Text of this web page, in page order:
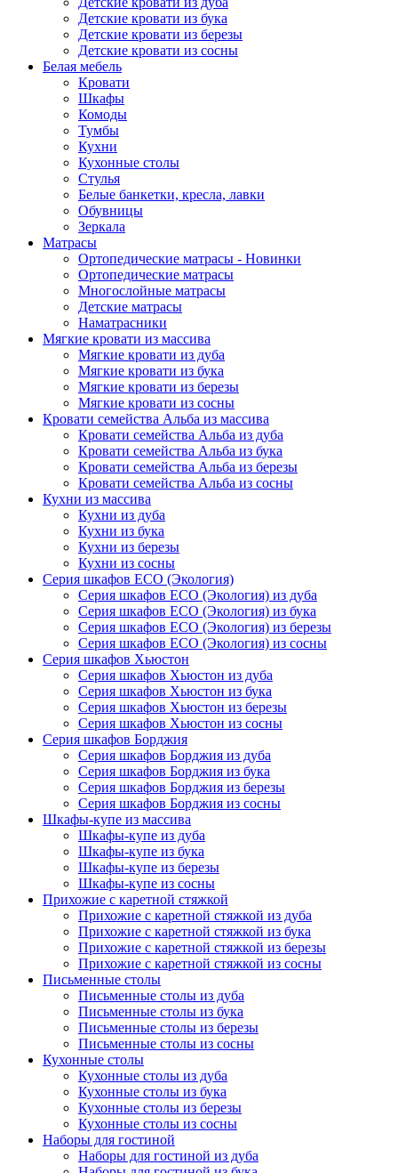
Детские кровати из бука
Детские кровати из березы
Детские кровати из сосны
Белая мебель
Кровати
Шкафы
Комоды
Тумбы
Кухни
Кухонные столы
Стулья
Белые банкетки, кресла, лавки
Обувницы
Зеркала
Матрасы
Ортопедические матрасы - Новинки
Ортопедические матрасы
Многослойные матрасы
Детские матрасы
Наматрасники
Мягкие кровати из массива
Мягкие кровати из дуба
Мягкие кровати из бука
Мягкие кровати из березы
Мягкие кровати из сосны
Кровати семейства Альба из массива
Кровати семейства Альба из дуба
Кровати семейства Альба из бука
Кровати семейства Альба из березы
Кровати семейства Альба из сосны
Кухни из массива
Кухни из дуба
Кухни из бука
Кухни из березы
Кухни из сосны
Серия шкафов ECO (Экология)
Серия шкафов ECO (Экология) из дуба
Серия шкафов ECO (Экология) из бука
Серия шкафов ECO (Экология) из березы
Серия шкафов ECO (Экология) из сосны
Серия шкафов Хьюстон
Серия шкафов Хьюстон из дуба
Серия шкафов Хьюстон из бука
Серия шкафов Хьюстон из березы
Серия шкафов Хьюстон из сосны
Серия шкафов Борджия
Серия шкафов Борджия из дуба
Серия шкафов Борджия из бука
Серия шкафов Борджия из березы
Серия шкафов Борджия из сосны
Шкафы-купе из массива
Шкафы-купе из дуба
Шкафы-купе из бука
Шкафы-купе из березы
Шкафы-купе из сосны
Прихожие с каретной стяжкой
Прихожие с каретной стяжкой из дуба
Прихожие с каретной стяжкой из бука
Прихожие с каретной стяжкой из березы
Прихожие с каретной стяжкой из сосны
Письменные столы
Письменные столы из дуба
Письменные столы из бука
Письменные столы из березы
Письменные столы из сосны
Кухонные столы
Кухонные столы из дуба
Кухонные столы из бука
Кухонные столы из березы
Кухонные столы из сосны
Наборы для гостиной
Наборы для гостиной из дуба